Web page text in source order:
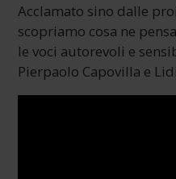
Acclamato sino dalle
scopriamo cosa ne
le voci autorevoli e
Pierpaolo Capovilla e